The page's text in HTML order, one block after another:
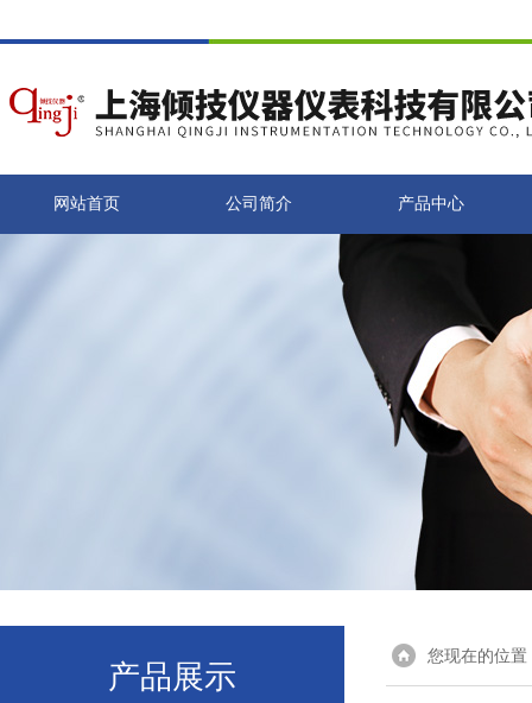
网站首页 公司简介 产品中心
产品展示
您现在的位置